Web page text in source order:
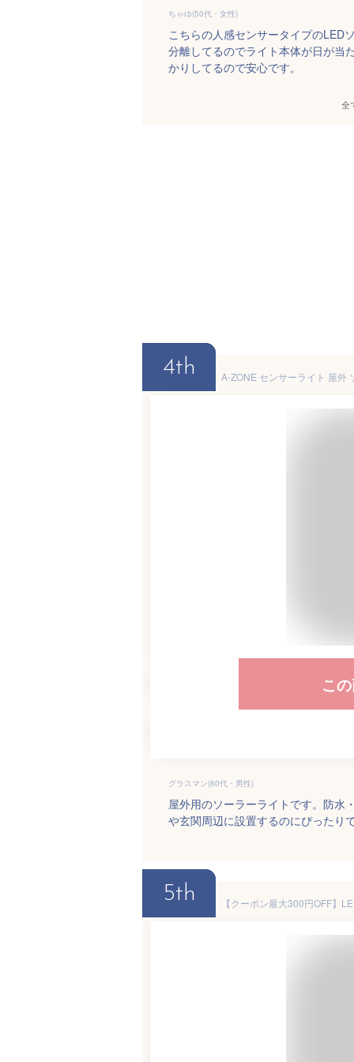
ちゃゆ(50代・女性)
こちらの人感センサータイプのLED
分離してるのでライト本体が日が当
かりしてるので安心です。
全
4th
こ
グラスマン(60代・男性)
屋外用のソーラーライトです。防水
や玄関周辺に設置するのにぴったり
5th